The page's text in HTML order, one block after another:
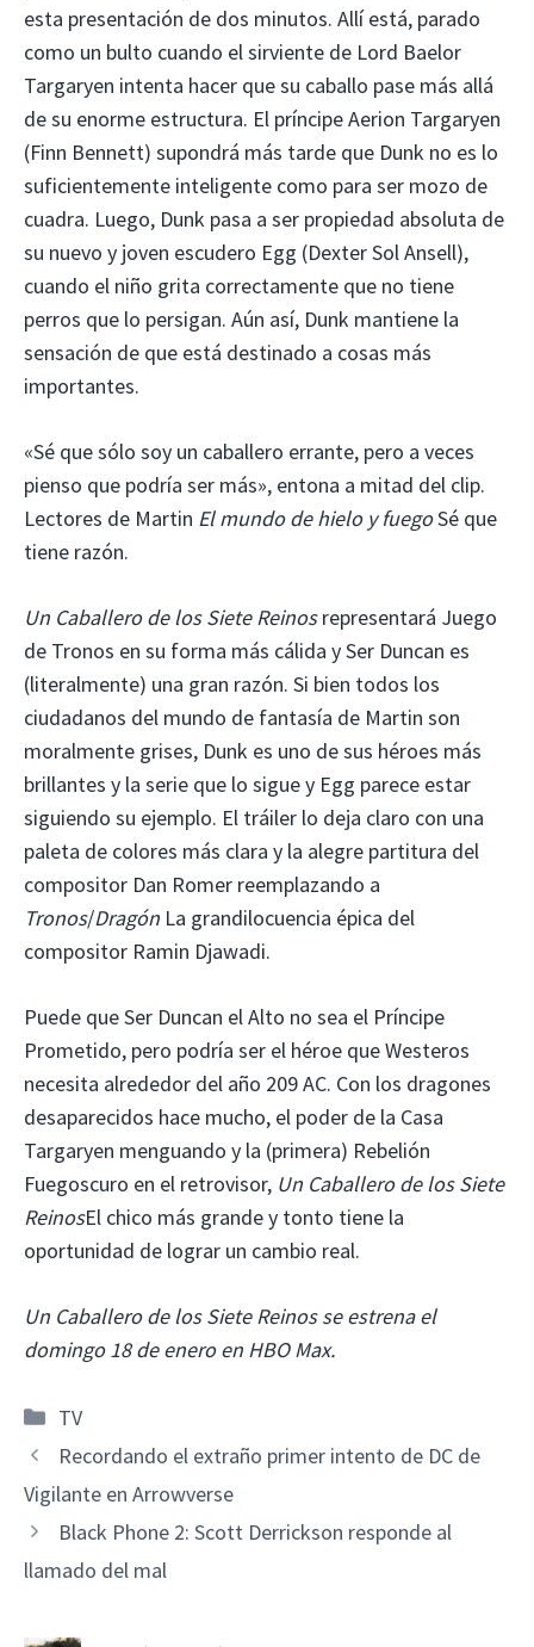
esta presentación de dos minutos. Allí está, parado
como un bulto cuando el sirviente de Lord Baelor
Targaryen intenta hacer que su caballo pase más allá
de su enorme estructura. El príncipe Aerion Targaryen
(Finn Bennett) supondrá más tarde que Dunk no es lo
suficientemente inteligente como para ser mozo de
cuadra. Luego, Dunk pasa a ser propiedad absoluta de
su nuevo y joven escudero Egg (Dexter Sol Ansell),
cuando el niño grita correctamente que no tiene
perros que lo persigan. Aún así, Dunk mantiene la
sensación de que está destinado a cosas más
importantes.
«Sé que sólo soy un caballero errante, pero a veces
pienso que podría ser más», entona a mitad del clip.
Lectores de Martin El mundo de hielo y fuegoSé que
tiene razón.
Un Caballero de los Siete Reinosrepresentará Juego
de Tronos en su forma más cálida y Ser Duncan es
(literalmente) una gran razón. Si bien todos los
ciudadanos del mundo de fantasía de Martin son
moralmente grises, Dunk es uno de sus héroes más
brillantes y la serie que lo sigue y Egg parece estar
siguiendo su ejemplo. El tráiler lo deja claro con una
paleta de colores más clara y la alegre partitura del
compositor Dan Romer reemplazando a
Tronos/Dragón La grandilocuencia épica del
compositor Ramin Djawadi.
Puede que Ser Duncan el Alto no sea el Príncipe
Prometido, pero podría ser el héroe que Westeros
necesita alrededor del año 209 AC. Con los dragones
desaparecidos hace mucho, el poder de la Casa
Targaryen menguando y la (primera) Rebelión
Fuegoscuro en el retrovisor, Un Caballero de los Siete
ReinosEl chico más grande y tonto tiene la
oportunidad de lograr un cambio real.
Un Caballero de los Siete Reinos se estrena el
domingo 18 de enero en HBO Max.
Categorías
TV
Recordando el extraño primer intento de DC de
Vigilante en Arrowverse
Black Phone 2: Scott Derrickson responde al
llamado del mal